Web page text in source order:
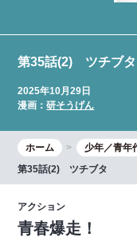
第35話(2) ツチブタ
2025年10月29日
漫画：研そうげん
ホーム 少年／青年
第35話(2) ツチブタ
アクション
青春爆走！